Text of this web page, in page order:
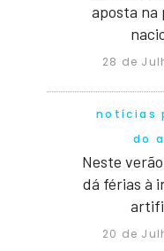
aposta na
28 de
notícias
do
Neste
dá férias à
20 de